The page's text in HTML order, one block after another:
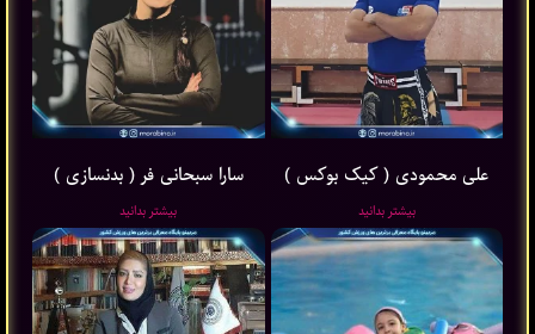
علی محمودی ( کیک بوکس )
بیشتر بدانید
سارا سبحانی فر ( بدنسازی )
بیشتر بدانید